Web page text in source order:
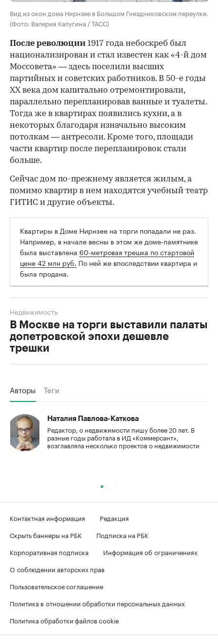
Вид из окон дома Нирнзее в Большом Гнездниковском переулке.
(Фото: Валерия Калугина / ТАСС)
После революции 1917 года небоскреб был
национализирован и стал известен как «4-й дом
Моссовета» — здесь поселили высших
партийных и советских работников. В 50-е годы
ХХ века дом капитально отремонтировали,
параллельно перепланировав ванные и туалеты.
Тогда же в квартирах появились кухни, а в
некоторых благодаря изначально высоким
потолкам — антресоли. Кроме того, площади
части квартир после перепланировок стали
больше.
Сейчас дом по-прежнему является жилым, а
помимо квартир в нем находятся учебный театр
ГИТИС и другие объекты.
Квартиры в Доме Нирнзее на торги попадали не раз.
Например, в начале весны в этом же доме-памятнике
была выставлена 60-метровая трешка по стартовой
цене 42 млн руб. По ней же впоследствии квартира и
была продана.
В Москве на торги выставили палаты
допетровской эпохи дешевле
трешки
Недвижимость
Авторы Теги
Наталия Павлова-Каткова
Редактор, о недвижимости пишу более 20 лет. В
разные годы работала в ИД «Коммерсант»,
возглавляла несколько проектов о недвижимости
Контактная информация
Редакция
Скрыть баннеры на РБК
Подписка на РБК
Корпоративная подписка
Информация об ограничениях
О соблюдении авторских прав
Пользовательское соглашение
Политика в отношении обработки персональных данных
Политика обработки файлов cookie